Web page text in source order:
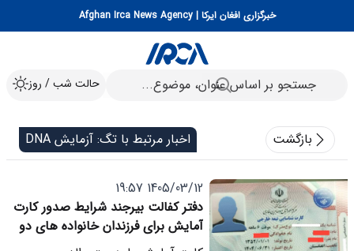
خبرگزاری افغان ایرکا | Afghan Irca News Agency
حالت شب / روز
بازگشت اخبار مرتبط با تگ: آزمایش DNA
1405/03/12 19:57
دفتر کفالت بیرجند شرایط صدور کارت
آمایش برای فرزندان خانواده های دو
مدرکی را اعلام کرد